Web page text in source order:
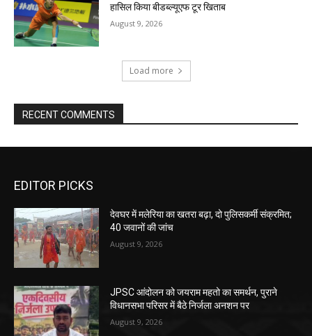
हासिल किया बीडब्ल्यूएफ टूर खिताब
August 9, 2026
Load more
RECENT COMMENTS
EDITOR PICKS
देवघर में मलेरिया का खतरा बढ़ा, दो पुलिसकर्मी संक्रमित;
40 जवानों की जांच
August 9, 2026
JPSC आंदोलन को जयराम महतो का समर्थन, पुराने
विधानसभा परिसर में बैठे निर्जला अनशन पर
August 9, 2026